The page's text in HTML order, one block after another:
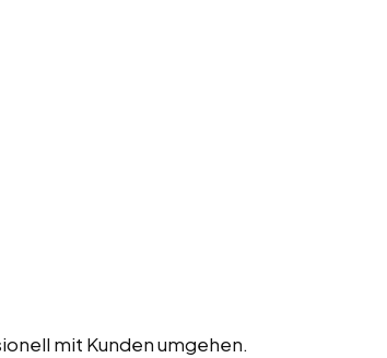
mit Kunden umgehen.